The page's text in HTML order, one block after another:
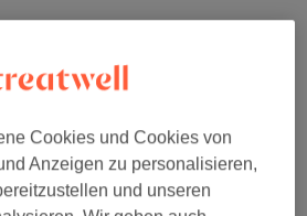
(1 ) ab 72 €
1) ab 75 €
Cookies und Cookies von
Anzeigen zu personalisieren,
und unseren